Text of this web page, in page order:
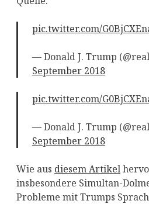
pic.twitter.com/
— Donald J. Trump
September 2018
pic.twitter.com/
— Donald J. Trump
September 2018
Wie aus diesem Artikel
insbesondere Simultan-
Probleme mit Trumps